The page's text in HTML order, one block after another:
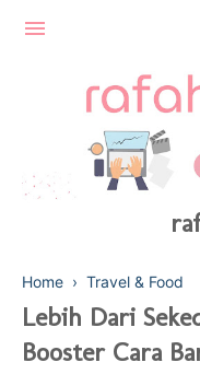
FINANCE
Home › Travel & Food
Lebih Dari
Booster Cara